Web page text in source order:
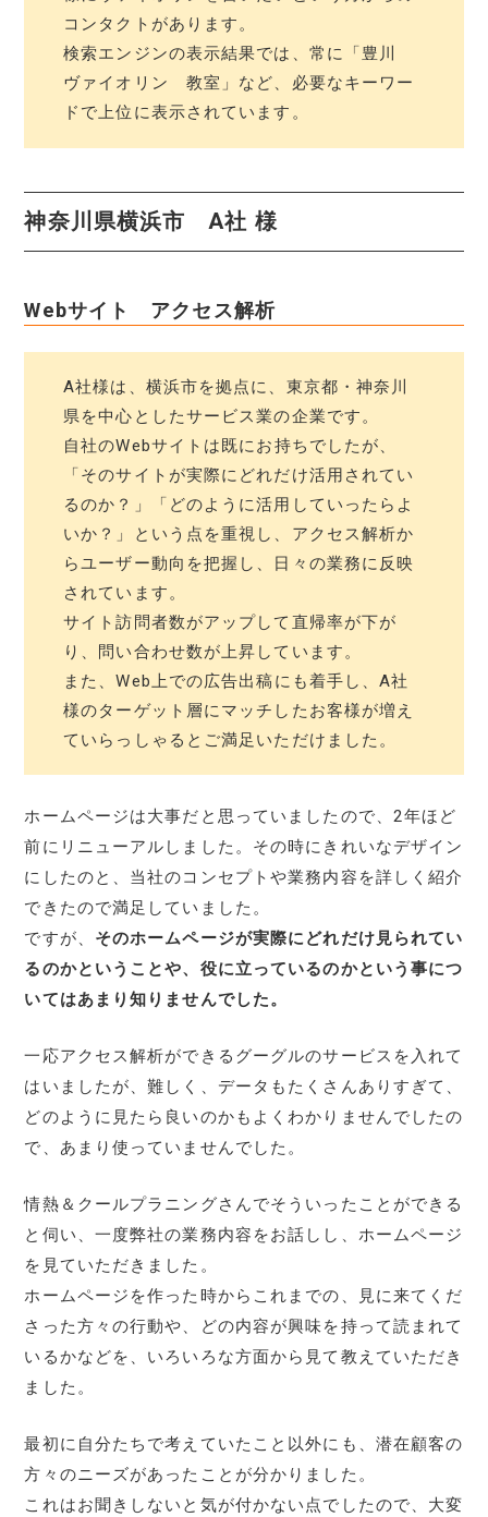
コンタクトがあります。
検索エンジンの表示結果では、常に「豊川
ヴァイオリン 教室」など、必要なキーワー
ドで上位に表示されています。
神奈川県横浜市 A社 様
Webサイト アクセス解析
A社様は、横浜市を拠点に、東京都・神奈川
県を中心としたサービス業の企業です。
自社のWebサイトは既にお持ちでしたが、
「そのサイトが実際にどれだけ活用されてい
るのか？」「どのように活用していったらよ
いか？」という点を重視し、アクセス解析か
らユーザー動向を把握し、日々の業務に反映
されています。
サイト訪問者数がアップして直帰率が下が
り、問い合わせ数が上昇しています。
また、Web上での広告出稿にも着手し、A社
様のターゲット層にマッチしたお客様が増え
ていらっしゃるとご満足いただけました。
ホームページは大事だと思っていましたので、2年ほど
前にリニューアルしました。その時にきれいなデザイン
にしたのと、当社のコンセプトや業務内容を詳しく紹介
できたので満足していました。
ですが、 そのホームページが実際にどれだけ見られてい
るのかということや、役に立っているのかという事につ
いてはあまり知りませんでした。
一応アクセス解析ができるグーグルのサービスを入れて
はいましたが、難しく、データもたくさんありすぎて、
どのように見たら良いのかもよくわかりませんでしたの
で、あまり使っていませんでした。
情熱＆クールプラニングさんでそういったことができる
と伺い、一度弊社の業務内容をお話しし、ホームページ
を見ていただきました。
ホームページを作った時からこれまでの、見に来てくだ
さった方々の行動や、どの内容が興味を持って読まれて
いるかなどを、いろいろな方面から見て教えていただき
ました。
最初に自分たちで考えていたこと以外にも、潜在顧客の
方々のニーズがあったことが分かりました。
これはお聞きしないと気が付かない点でしたので、大変